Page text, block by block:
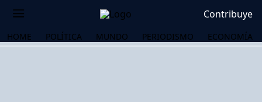
Contribuye
HOME POLÍTICA MUNDO PERIODISMO ECONOMÍA